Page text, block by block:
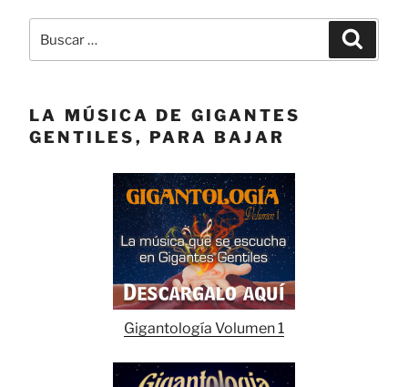
Buscar
LA MÚSICA DE GIGANTES
GENTILES, PARA BAJAR
Gigantología Volumen 1